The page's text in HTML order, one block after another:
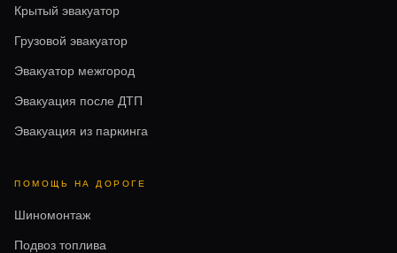
Крытый эвакуатор
Грузовой эвакуатор
Эвакуатор межгород
Эвакуация после ДТП
Эвакуация из паркинга
ПОМОЩЬ НА ДОРОГЕ
Шиномонтаж
Подвоз топлива